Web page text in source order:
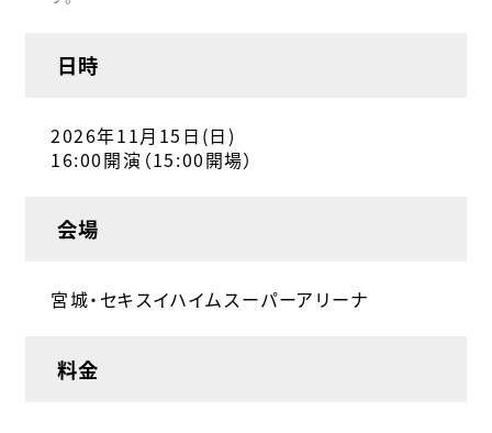
日時
2026年11月15日(日)
16:00開演（15:00開場）
会場
宮城・セキスイハイムスーパーアリーナ
料金